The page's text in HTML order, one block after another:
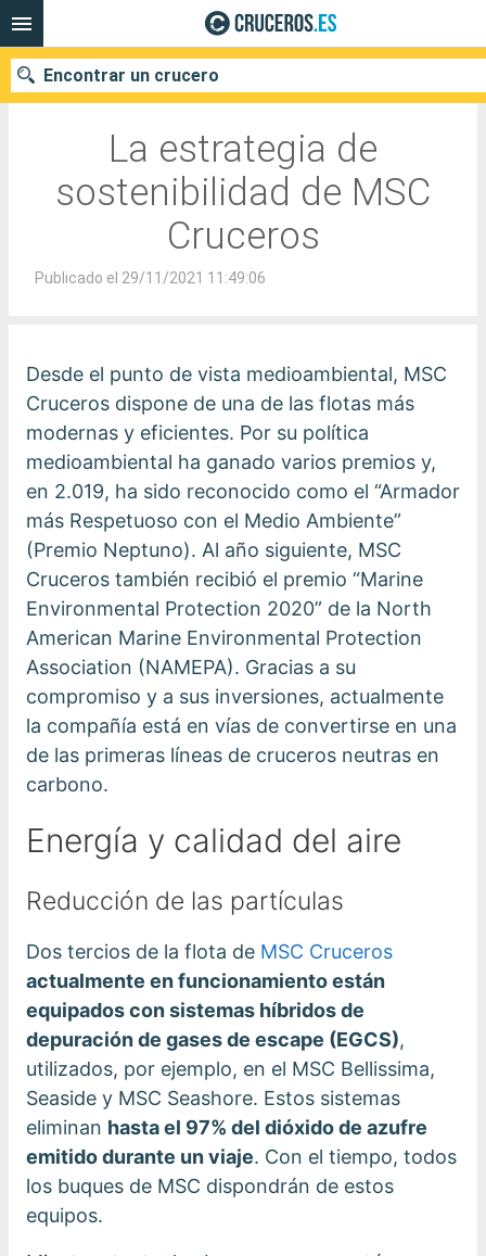
Encontrar un crucero
Nuestros destinos
La estrategia de
sostenibilidad de MSC
Cruceros
Publicado el 29/11/2021 11:49:06
Desde el punto de vista medioambiental, MSC
Cruceros dispone de una de las flotas más
modernas y eficientes. Por su política
medioambiental ha ganado varios premios y,
en 2.019, ha sido reconocido como el “Armador
más Respetuoso con el Medio Ambiente”
(Premio Neptuno). Al año siguiente, MSC
Cruceros también recibió el premio “Marine
Environmental Protection 2020” de la North
American Marine Environmental Protection
Association (NAMEPA). Gracias a su
compromiso y a sus inversiones, actualmente
la compañía está en vías de convertirse en una
de las primeras líneas de cruceros neutras en
carbono.
Energía y calidad del aire
Reducción de las partículas
Dos tercios de la flota de MSC Cruceros
actualmente en funcionamiento están
equipados con sistemas híbridos de
depuración de gases de escape (EGCS),
utilizados, por ejemplo, en el MSC Bellissima,
Seaside y MSC Seashore. Estos sistemas
eliminan hasta el 97% del dióxido de azufre
emitido durante un viaje. Con el tiempo, todos
los buques de MSC dispondrán de estos
equipos.